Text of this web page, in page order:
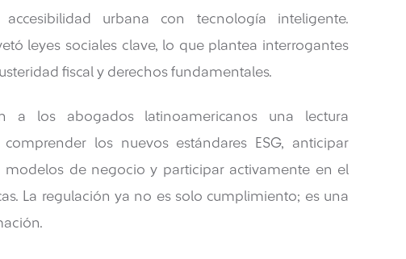
urbana con tecnología inteligente.
leyes sociales clave, lo que plantea interrogantes
fiscal y derechos fundamentales.
a los abogados latinoamericanos una lectura
los nuevos estándares ESG, anticipar
modelos de negocio y participar activamente en el
La regulación ya no es solo cumplimiento; es una